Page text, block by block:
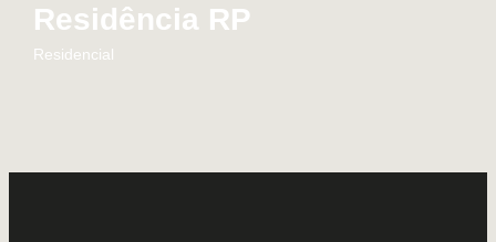
Residência RP
Residencial